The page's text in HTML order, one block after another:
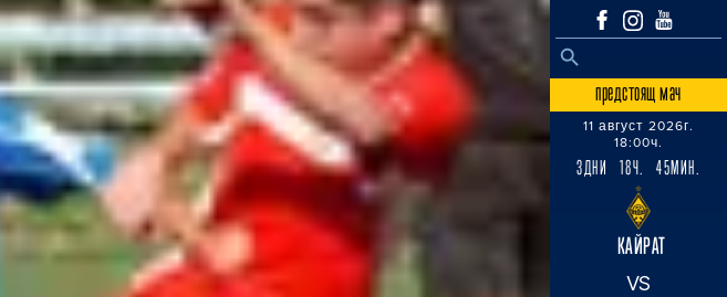
Search
SEARCH BUTTON
предстоящ мач
11 август 2026г.
18:00ч.
3ДНИ 18Ч. 45МИН.
КАЙРАТ
VS